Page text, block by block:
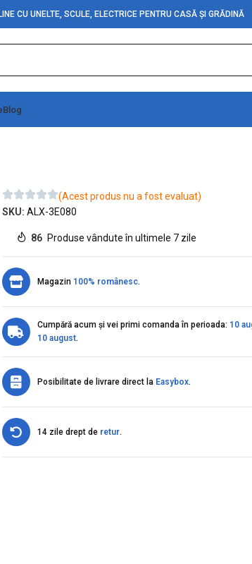
CU UNELTE, SCULE, ELECTRICE PENTRU CASĂ ȘI GRĂDINĂ
Blog
(Acest produs nu a fost evaluat)
SKU: ALX-3E080
86 Produse vândute în ultimele 7 zile
Magazin 100% românesc.
Cumpără acum și vei primi comanda în perioada: 10
10 august.
Posibilitate de livrare direct la Easybox.
14 zile drept de retur.